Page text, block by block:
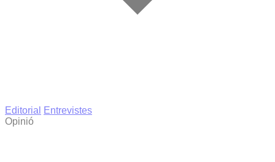
Editorial
Entrevistes
Opinió